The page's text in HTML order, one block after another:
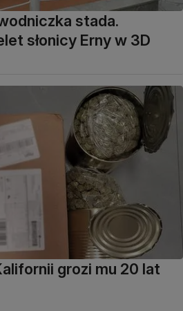
stada.
słonicy Erny w 3D
grozi mu 20 lat